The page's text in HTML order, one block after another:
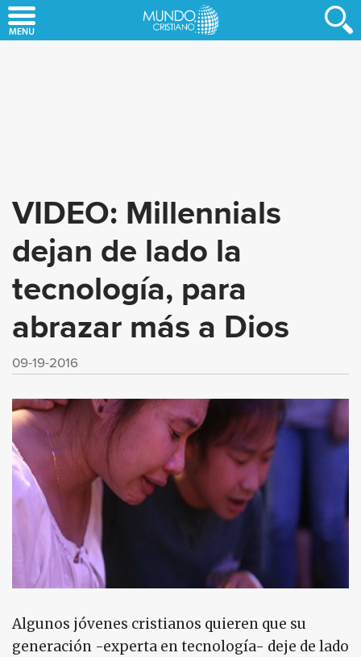
to
VIDEO: Millennials
dejan de lado la
tecnología, para
abrazar más a Dios
09-19-2016
Algunos jóvenes cristianos quieren que su
generación -experta en tecnología- deje de lado